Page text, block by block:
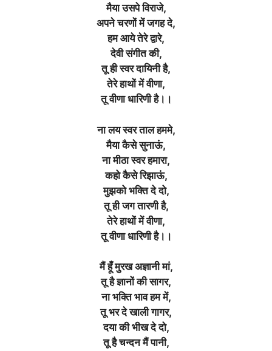
मैया उसपे विराजे,
अपने चरणों में जगह दे,
हम आये तेरे द्वारे,
देवी संगीत की,
तू ही स्वर दायिनी है,
तेरे हाथों में वीणा,
तू वीणा धारिणी है।।
ना लय स्वर ताल हममे,
मैया कैसे सुनाऊं,
ना मीठा स्वर हमारा,
कहो कैसे रिझाऊं,
मुझको भक्ति दे दो,
तू ही जग तारणी है,
तेरे हाथों में वीणा,
तू वीणा धारिणी है।।
मैं हूँ मुरख अज्ञानी मां,
तू है ज्ञानों की सागर,
ना भक्ति भाव हम में,
तू भर दे खाली गागर,
दया की भीख दे दो,
तू है चन्दन मैं पानी,